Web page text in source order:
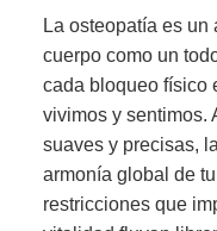
La osteopatía es un
cuerpo como un
cada bloqueo físico
vivimos y sentimos.
suaves y precisas,
armonía global de
restricciones que